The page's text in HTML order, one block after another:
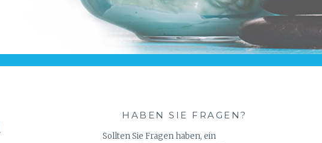
HABEN SIE FRAGEN?
Sollten Sie Fragen haben, ein